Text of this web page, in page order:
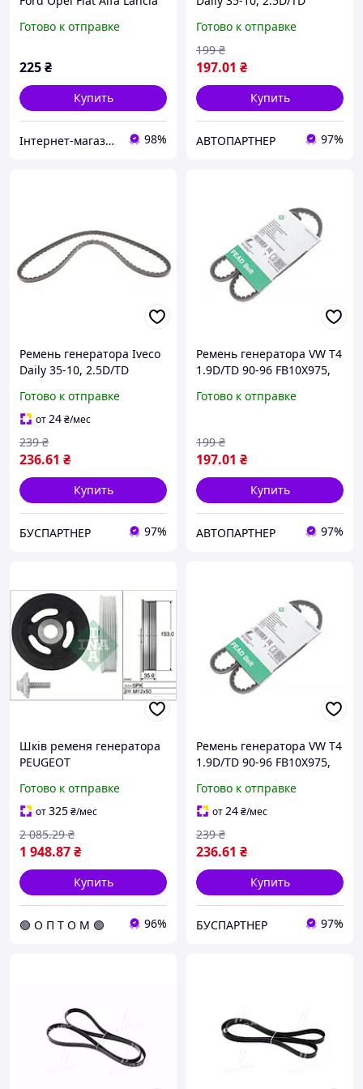
Готово к отправке
225₴
Купить
Інтернет-магазин "Запчастини до авто і не тільки" 98%
Готово к отправке
197.01 ₴
199 ₴
Купить
АВТОПАРТНЕР 97%
Ремень генератора Iveco
Daily 35-10, 2.5D/TD
Готово к отправке
от24₴/мес
236.61 ₴
239 ₴
Купить
БУСПАРТНЕР 97%
Ремень генератора VW T4
1.9D/TD 90-96 FB10X975,
Готово к отправке
197.01 ₴
199 ₴
Купить
АВТОПАРТНЕР 97%
Шків ременя генератора
PEUGEOT
1.6HDI 2001- 544 0104 20
(opt-om)
Готово к отправке
от325₴/мес
1 948.87₴
2 085.29 ₴
Купить
🟢 О П Т О М 🟢 96%
Ремень генератора VW T4
1.9D/TD 90-96 FB10X975,
Готово к отправке
от24₴/мес
236.61 ₴
239 ₴
Купить
БУСПАРТНЕР 97%